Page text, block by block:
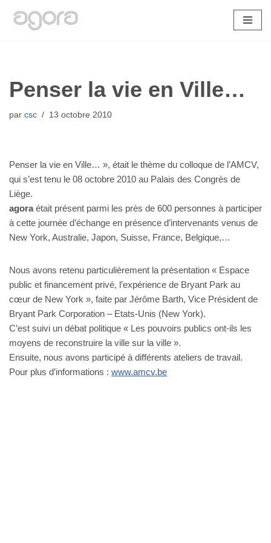
Penser la vie en Ville…
par csc 13 octobre 2010
Penser la vie en Ville… », était le thème du colloque de l’AMCV,
qui s’est tenu le 08 octobre 2010 au Palais des Congrès de
Liège.
agoraétait présent parmi les près de 600 personnes à participer
à cette journée d’échange en présence d’intervenants venus de
New York, Australie, Japon, Suisse, France, Belgique,…
Nous avons retenu particulièrement la présentation « Espace
public et financement privé, l’expérience de Bryant Park au
cœur de New York », faite par Jérôme Barth, Vice Président de
Bryant Park Corporation – Etats-Unis (New York).
C’est suivi un débat politique « Les pouvoirs publics ont-ils les
moyens de reconstruire la ville sur la ville ».
Ensuite, nous avons participé à différents ateliers de travail.
Pour plus d’informations : www.amcv.be